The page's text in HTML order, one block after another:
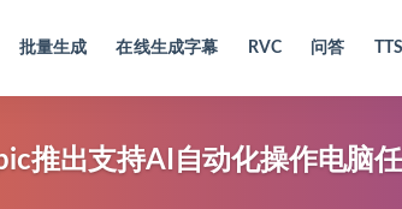
批量生成 在线生成字幕 RVC 问答
推出支持AI自动化操作电脑